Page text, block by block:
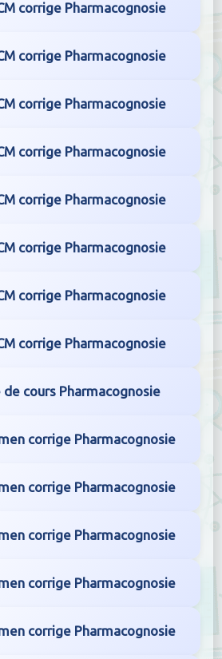
corrige Pharmacognosie
corrige Pharmacognosie
corrige Pharmacognosie
corrige Pharmacognosie
corrige Pharmacognosie
corrige Pharmacognosie
corrige Pharmacognosie
corrige Pharmacognosie
de cours Pharmacognosie
corrige Pharmacognosie
corrige Pharmacognosie
corrige Pharmacognosie
corrige Pharmacognosie
corrige Pharmacognosie